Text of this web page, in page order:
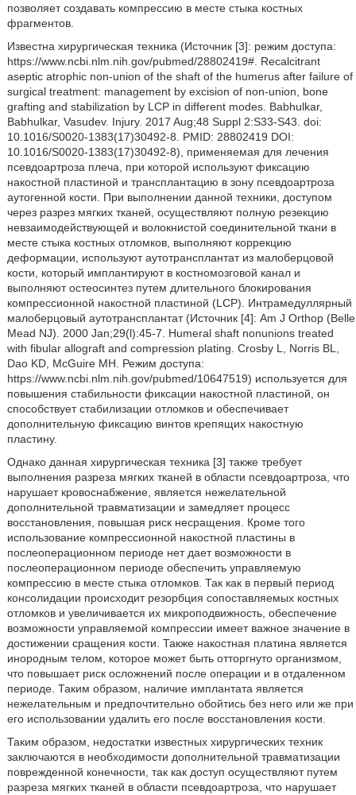
позволяет создавать компрессию в месте стыка костных
фрагментов.
Известна хирургическая техника (Источник [3]: режим доступа:
https://www.ncbi.nlm.nih.gov/pubmed/28802419#. Recalcitrant
aseptic atrophic non-union of the shaft of the humerus after failure of
surgical treatment: management by excision of non-union, bone
grafting and stabilization by LCP in different modes. Babhulkar,
Babhulkar, Vasudev. Injury. 2017 Aug;48 Suppl 2:S33-S43. doi:
10.1016/S0020-1383(17)30492-8. PMID: 28802419 DOI:
10.1016/S0020-1383(17)30492-8), применяемая для лечения
псевдоартроза плеча, при которой используют фиксацию
накостной пластиной и трансплантацию в зону псевдоартроза
аутогенной кости. При выполнении данной техники, доступом
через разрез мягких тканей, осуществляют полную резекцию
невзаимодействующей и волокнистой соединительной ткани в
месте стыка костных отломков, выполняют коррекцию
деформации, используют аутотрансплантат из малоберцовой
кости, который имплантируют в костномозговой канал и
выполняют остеосинтез путем длительного блокирования
компрессионной накостной пластиной (LCP). Интрамедуллярный
малоберцовый аутотрансплантат (Источник [4]: Am J Orthop (Belle
Mead NJ). 2000 Jan;29(l):45-7. Humeral shaft nonunions treated
with fibular allograft and compression plating. Crosby L, Norris BL,
Dao KD, McGuire MH. Режим доступа:
https://www.ncbi.nlm.nih.gov/pubmed/10647519) используется для
повышения стабильности фиксации накостной пластиной, он
способствует стабилизации отломков и обеспечивает
дополнительную фиксацию винтов крепящих накостную
пластину.
Однако данная хирургическая техника [3] также требует
выполнения разреза мягких тканей в области псевдоартроза, что
нарушает кровоснабжение, является нежелательной
дополнительной травматизации и замедляет процесс
восстановления, повышая риск несращения. Кроме того
использование компрессионной накостной пластины в
послеоперационном периоде нет дает возможности в
послеоперационном периоде обеспечить управляемую
компрессию в месте стыка отломков. Так как в первый период
консолидации происходит резорбция сопоставляемых костных
отломков и увеличивается их микроподвижность, обеспечение
возможности управляемой компрессии имеет важное значение в
достижении сращения кости. Также накостная платина является
инородным телом, которое может быть отторгнуто организмом,
что повышает риск осложнений после операции и в отдаленном
периоде. Таким образом, наличие имплантата является
нежелательным и предпочтительно обойтись без него или же при
его использовании удалить его после восстановления кости.
Таким образом, недостатки известных хирургических техник
заключаются в необходимости дополнительной травматизации
поврежденной конечности, так как доступ осуществляют путем
разреза мягких тканей в области псевдоартроза, что нарушает